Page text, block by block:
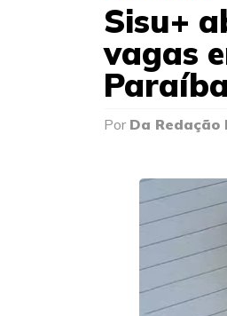
Sisu+
vagas
Por Da Redação